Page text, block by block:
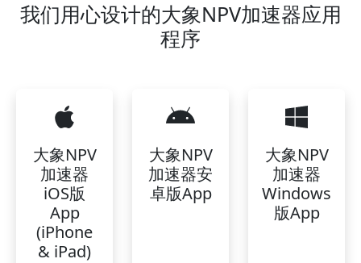
我们用心设计的大象NPV加速器应用
程序
大象NPV
加速器
iOS版
App
(iPhone
& iPad)
大象NPV
加速器安
卓版App
大象NPV
加速器
Windows
版App